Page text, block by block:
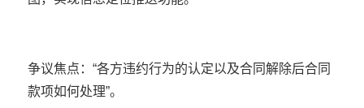
争议焦点：“各方违约行为的认定以及合同解除后合同
款项如何处理”。